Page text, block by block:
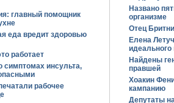
главный помощник
еда вредит здоровью
работает
симптомах инсульта,
рабочее
Названо
организме
Отец
Елена
идеального
Найдены
правшей
Хоакин
кампанию
Депутаты